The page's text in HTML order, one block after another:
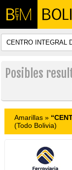
Posibles
Amarillas »
(Todo Bolivia)